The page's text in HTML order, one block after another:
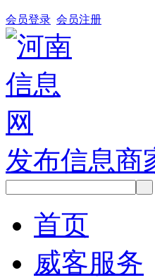
会员登录 会员注册
发布信息商
首页
威客服务